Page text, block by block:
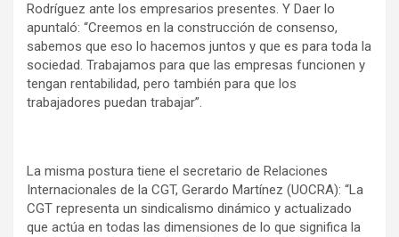
Rodríguez ante los empresarios presentes. Y Daer lo
apuntaló: “Creemos en la construcción de consenso,
sabemos que eso lo hacemos juntos y que es para toda la
sociedad. Trabajamos para que las empresas funcionen y
tengan rentabilidad, pero también para que los
trabajadores puedan trabajar”.
La misma postura tiene el secretario de Relaciones
Internacionales de la CGT, Gerardo Martínez (UOCRA): “La
CGT representa un sindicalismo dinámico y actualizado
que actúa en todas las dimensiones de lo que significa la